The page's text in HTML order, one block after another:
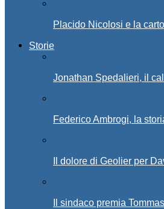
Placido Nicolosi e la
Storie
Jonathan Spedalieri, il
Federico Ambrogi, la
Il dolore di Geolier per
Il sindaco premia